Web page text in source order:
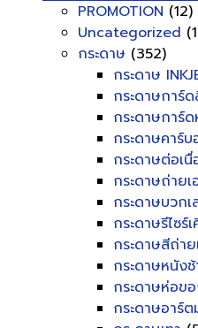
PROMOTION (12)
Uncategorized
กระดาษ (352)
กระดาษ
กระดาษการ์
กระดาษการ์
กระดาษคาร์บ
กระดาษต่อเ
กระดาษถ่ายเ
กระดาษบวกเ
กระดาษรีไซร์
กระดาษสีถ่า
กระดาษหนัง
กระดาษห่อข
กระดาษอาร์